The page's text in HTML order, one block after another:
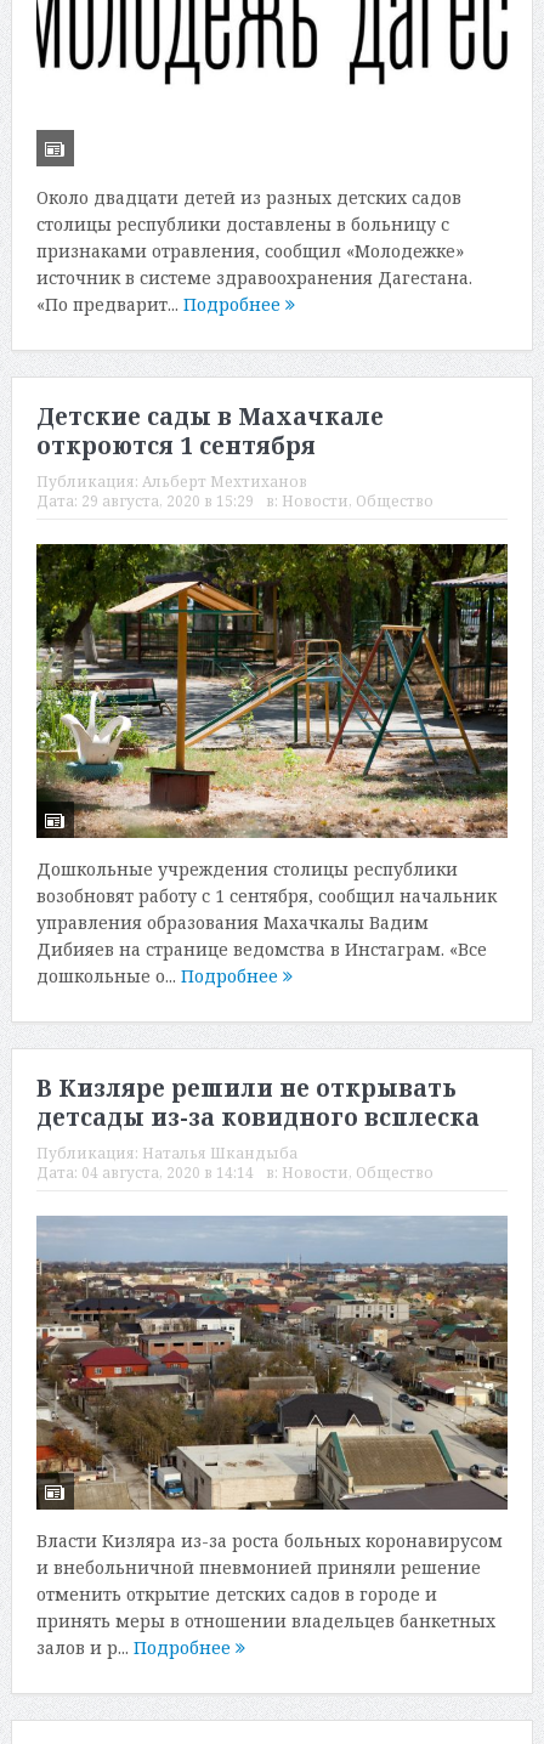
Около двадцати детей из разных детских садов
столицы республики доставлены в больницу с
признаками отравления, сообщил «Молодежке»
источник в системе здравоохранения Дагестана.
«По предварит... Подробнее
Детские сады в Махачкале
откроются 1 сентября
Публикация: Альберт Мехтиханов
Дата: 29 августа, 2020 в 15:29 в: Новости, Общество
Дошкольные учреждения столицы республики
возобновят работу с 1 сентября, сообщил начальник
управления образования Махачкалы Вадим
Дибияев на странице ведомства в Инстаграм. «Все
дошкольные о... Подробнее
В Кизляре решили не открывать
детсады из-за ковидного всплеска
Публикация: Наталья Шкандыба
Дата: 04 августа, 2020 в 14:14 в: Новости, Общество
Власти Кизляра из-за роста больных коронавирусом
и внебольничной пневмонией приняли решение
отменить открытие детских садов в городе и
принять меры в отношении владельцев банкетных
залов и р... Подробнее